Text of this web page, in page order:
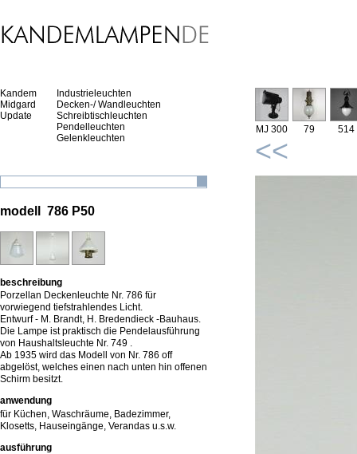
Kandem
Midgard
Update
Industrieleuchten
Decken-/ Wandleuchten
Schreibtischleuchten
Pendelleuchten
Gelenkleuchten
modell 786 P50
beschreibung
Porzellan Deckenleuchte Nr. 786 für
vorwiegend tiefstrahlendes Licht.
Entwurf - M. Brandt, H. Bredendieck -Bauhaus.
Die Lampe ist praktisch die Pendelausführung
von Haushaltsleuchte Nr. 749 .
Ab 1935 wird das Modell von Nr. 786 off
abgelöst, welches einen nach unten hin offenen
Schirm besitzt.
anwendung
für Küchen, Waschräume, Badezimmer,
Klosetts, Hauseingänge, Verandas u.s.w.
ausführung
MJ 300 79 514
<<